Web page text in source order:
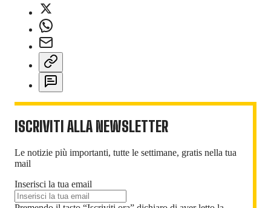
ISCRIVITI ALLA NEWSLETTER
Le notizie più importanti, tutte le settimane, gratis nella tua
mail
Inserisci la tua email